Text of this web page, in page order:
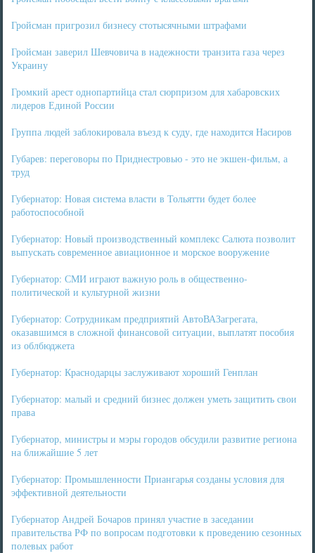
Гройсман пригрозил бизнесу стотысячными штрафами
Гройсман заверил Шевчовича в надежности транзита газа через
Украину
Громкий арест однопартийца стал сюрпризом для хабаровских
лидеров Единой России
Группа людей заблокировала въезд к суду, где находится Насиров
Губарев: переговоры по Приднестровью - это не экшен-фильм, а
труд
Губернатор: Новая система власти в Тольятти будет более
работоспособной
Губернатор: Новый производственный комплекс Салюта позволит
выпускать современное авиационное и морское вооружение
Губернатор: СМИ играют важную роль в общественно-
политической и культурной жизни
Губернатор: Сотрудникам предприятий АвтоВАЗагрегата,
оказавшимся в сложной финансовой ситуации, выплатят пособия
из облбюджета
Губернатор: Краснодарцы заслуживают хороший Генплан
Губернатор: малый и средний бизнес должен уметь защитить свои
права
Губернатор, министры и мэры городов обсудили развитие региона
на ближайшие 5 лет
Губернатор: Промышленности Приангарья созданы условия для
эффективной деятельности
Губернатор Андрей Бочаров принял участие в заседании
правительства РФ по вопросам подготовки к проведению сезонных
полевых работ